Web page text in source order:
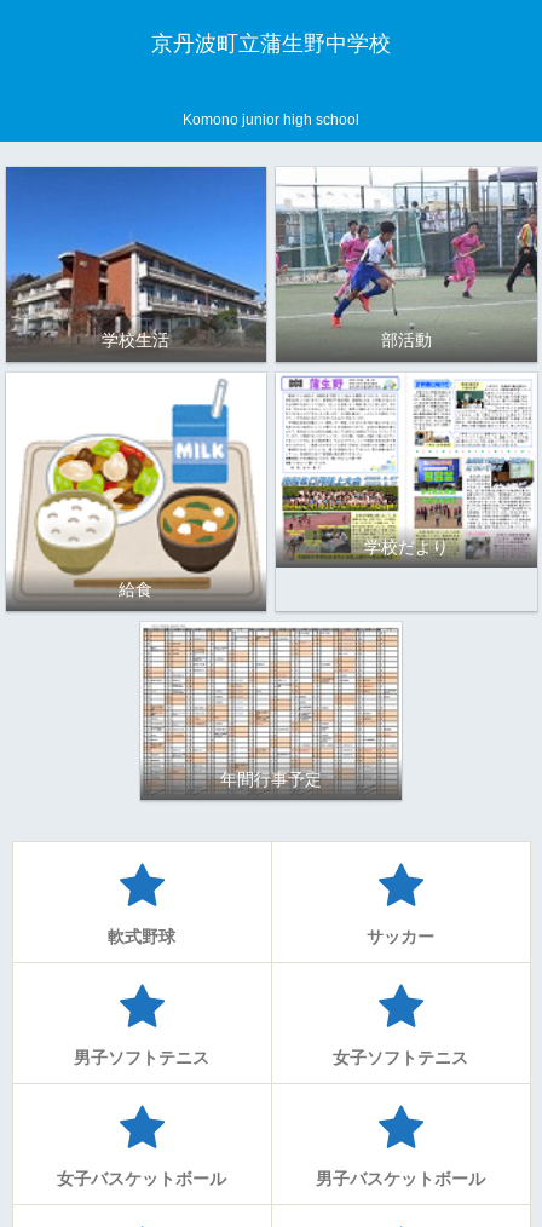
京丹波町立蒲生野中学校
Komono junior high school
学校生活 部活動
給食
学校だより
年間行事予定
軟式野球 サッカー
男子ソフトテニス 女子ソフトテニス
女子バスケットボール 男子バスケットボール